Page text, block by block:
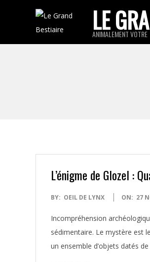
LE
ANIMALEMENT VOTRE
L’énigme de Glozel :
2014-
27
BY: OEIL DE LYNX ON: 27
Incompréhension
sédimentaire. Le mystère est
un ensemble d’objets datés